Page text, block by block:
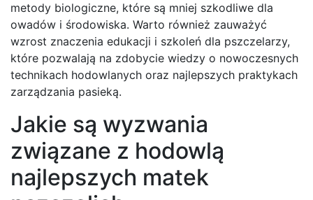
metody biologiczne, które są mniej szkodliwe dla
owadów i środowiska. Warto również zauważyć
wzrost znaczenia edukacji i szkoleń dla pszczelarzy,
które pozwalają na zdobycie wiedzy o nowoczesnych
technikach hodowlanych oraz najlepszych praktykach
zarządzania pasieką.
Jakie są wyzwania
związane z hodowlą
najlepszych matek